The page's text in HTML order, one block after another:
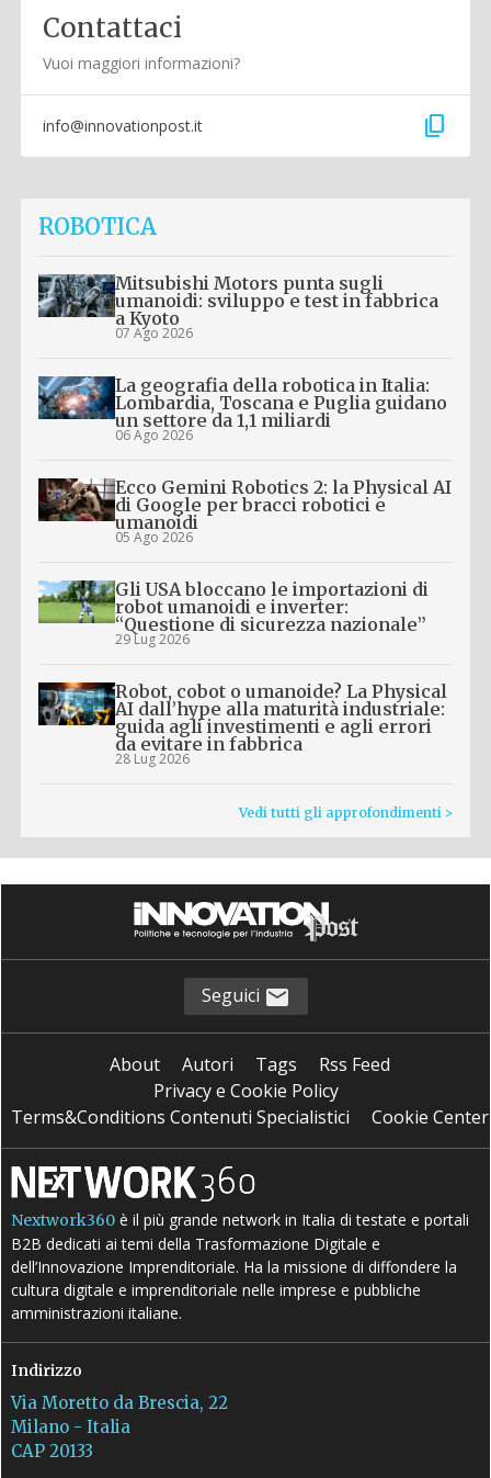
Contattaci
Vuoi maggiori informazioni?
info@innovationpost.it content_copy
ROBOTICA
Mitsubishi Motors punta sugli
umanoidi: sviluppo e test in fabbrica
a Kyoto
07 Ago 2026
La geografia della robotica in Italia:
Lombardia, Toscana e Puglia guidano
un settore da 1,1 miliardi
06 Ago 2026
Ecco Gemini Robotics 2: la Physical AI
di Google per bracci robotici e
umanoidi
05 Ago 2026
Gli USA bloccano le importazioni di
robot umanoidi e inverter:
“Questione di sicurezza nazionale”
29 Lug 2026
Robot, cobot o umanoide? La Physical
AI dall’hype alla maturità industriale:
guida agli investimenti e agli errori
da evitare in fabbrica
28 Lug 2026
Vedi tutti gli approfondimenti >
Seguici
About Autori Tags
Rss Feed
Privacy e Cookie Policy
Terms&Conditions Contenuti Specialistici
Cookie Center
Nextwork360 è il più grande network in Italia di testate e portali
B2B dedicati ai temi della Trasformazione Digitale e
dell’Innovazione Imprenditoriale. Ha la missione di diffondere la
cultura digitale e imprenditoriale nelle imprese e pubbliche
amministrazioni italiane.
Indirizzo
Via Moretto da Brescia, 22
Milano - Italia
CAP 20133